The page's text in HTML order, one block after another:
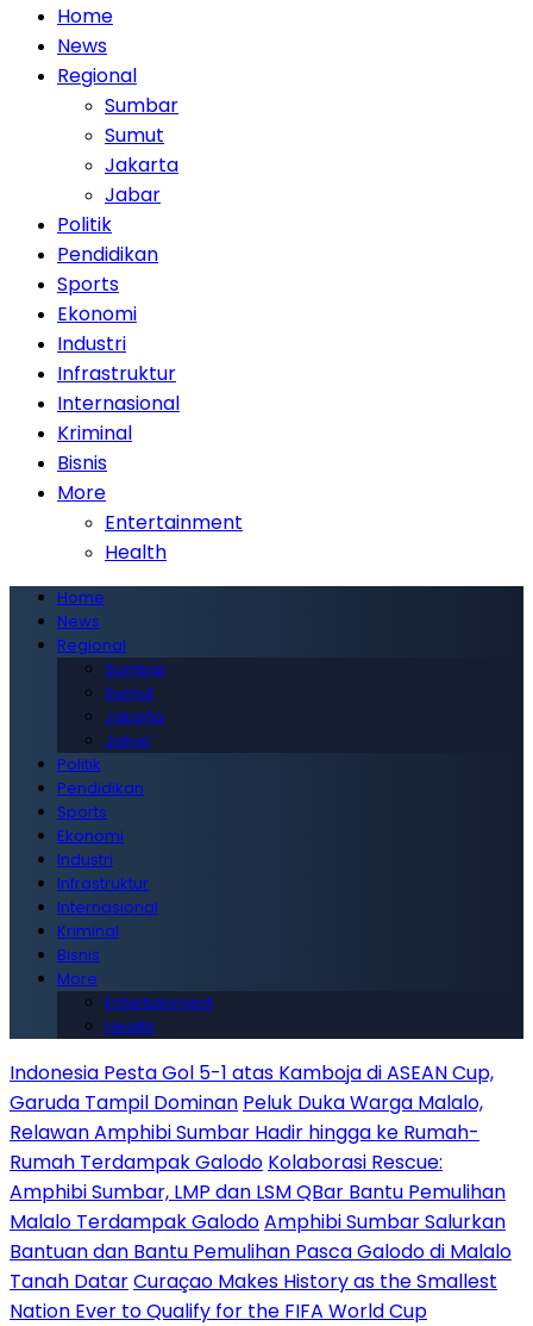
Home
News
Regional
Sumbar
Sumut
Jakarta
Jabar
Politik
Pendidikan
Sports
Ekonomi
Industri
Infrastruktur
Internasional
Kriminal
Bisnis
More
Entertainment
Health
Home
News
Regional
Sumbar
Sumut
Jakarta
Jabar
Politik
Pendidikan
Sports
Ekonomi
Industri
Infrastruktur
Internasional
Kriminal
Bisnis
More
Entertainment
Health
Indonesia Pesta Gol 5-1 atas Kamboja di ASEAN Cup,
Garuda Tampil Dominan Peluk Duka Warga Malalo,
Relawan Amphibi Sumbar Hadir hingga ke Rumah-
Rumah Terdampak Galodo Kolaborasi Rescue:
Amphibi Sumbar, LMP dan LSM QBar Bantu Pemulihan
Malalo Terdampak GalodoAmphibi Sumbar Salurkan
Bantuan dan Bantu Pemulihan Pasca Galodo di Malalo
Tanah DatarCuraçao Makes History as the Smallest
Nation Ever to Qualify for the FIFA World Cup